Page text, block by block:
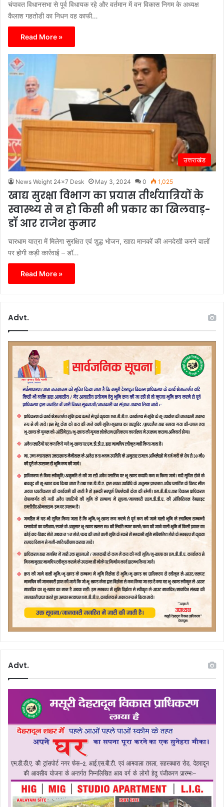
चंपावत विधानसभा से पूर्व विधायक रहे और वर्तमान में वन विकास निगम के अध्यक्ष
कैलाश गहतोडी का निधन वह काफी…
Read More »
उत्तराखंड
News Weight 24x7 Desk May 3, 2024 0 1,025
खाद्य सुरक्षा विभाग का प्रयास तीर्थयात्रियों के
स्वास्थ्य से न हो किसी भी प्रकार का खिलवाड़-
डॉ आर राजेश कुमार
चारधाम यात्रा में मिलेगा सुरक्षित एवं शुद्ध भोजन, खाद्य मानकों की अनदेखी करने वालों
पर होगी कड़ी कार्रवाई – डॉ…
Read More »
Advt.
Advt.